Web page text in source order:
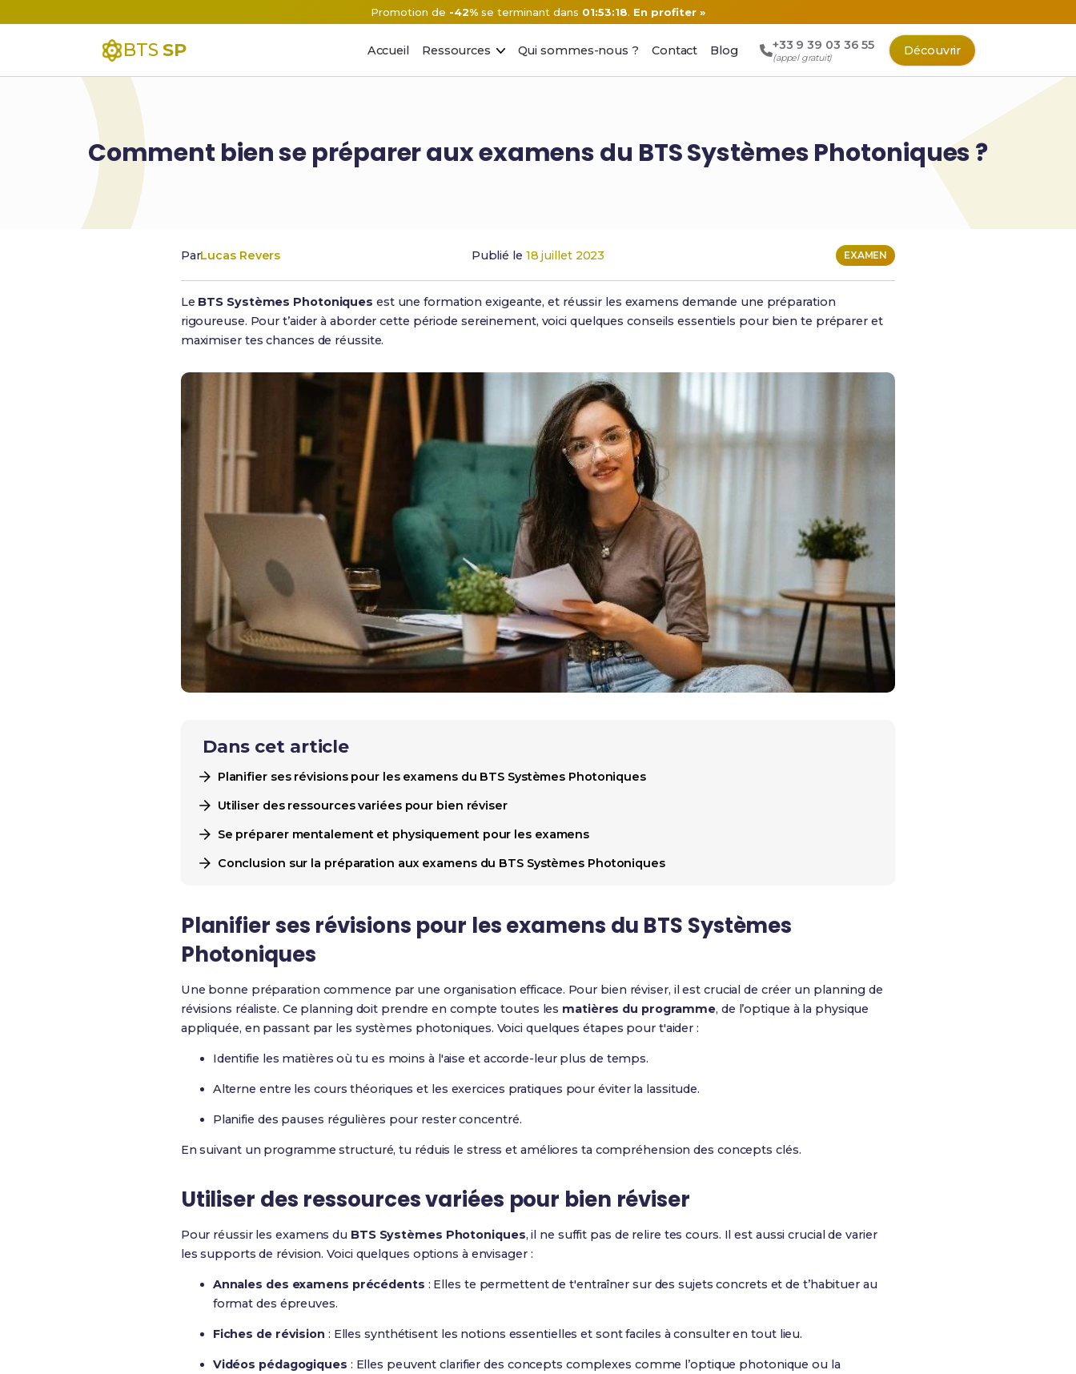
Promotion de -42% se terminant dans 01:53:17. En profiter »
BTS SP Accueil Ressources Qui sommes-nous ? Contact Blog +33 9 39 03 36 55
(appel gratuit)
Découvrir
Comment bien se préparer aux examens du BTS Systèmes Photoniques ?
ParLucas Revers Publié le 18 juillet 2023 EXAMEN
Le BTS Systèmes Photoniques est une formation exigeante, et réussir les examens demande une préparation
rigoureuse. Pour t’aider à aborder cette période sereinement, voici quelques conseils essentiels pour bien te préparer et
maximiser tes chances de réussite.
Dans cet article
Planifier ses révisions pour les examens du BTS Systèmes Photoniques
Utiliser des ressources variées pour bien réviser
Se préparer mentalement et physiquement pour les examens
Conclusion sur la préparation aux examens du BTS Systèmes Photoniques
Planifier ses révisions pour les examens du BTS Systèmes
Photoniques
Une bonne préparation commence par une organisation efficace. Pour bien réviser, il est crucial de créer un planning de
révisions réaliste. Ce planning doit prendre en compte toutes les matières du programme, de l’optique à la physique
appliquée, en passant par les systèmes photoniques. Voici quelques étapes pour t'aider :
Identifie les matières où tu es moins à l'aise et accorde-leur plus de temps.
Alterne entre les cours théoriques et les exercices pratiques pour éviter la lassitude.
Planifie des pauses régulières pour rester concentré.
En suivant un programme structuré, tu réduis le stress et améliores ta compréhension des concepts clés.
Utiliser des ressources variées pour bien réviser
Pour réussir les examens du BTS Systèmes Photoniques, il ne suffit pas de relire tes cours. Il est aussi crucial de varier
les supports de révision. Voici quelques options à envisager :
Annales des examens précédents : Elles te permettent de t'entraîner sur des sujets concrets et de t’habituer au
format des épreuves.
Fiches de révision : Elles synthétisent les notions essentielles et sont faciles à consulter en tout lieu.
Vidéos pédagogiques : Elles peuvent clarifier des concepts complexes comme l’optique photonique ou la